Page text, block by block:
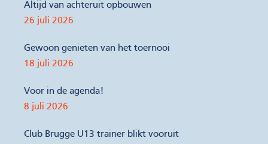
Altijd van achteruit opbouwen
26 juli 2026
Gewoon genieten van het toernooi
18 juli 2026
Voor in de agenda!
8 juli 2026
Club Brugge U13 trainer blikt vooruit